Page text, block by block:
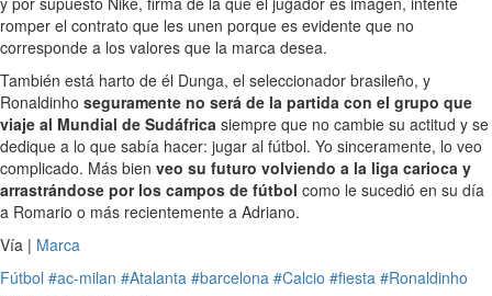
romper el contrato que les unen porque es evidente que no
corresponde a los valores que la marca desea.
También está harto de él Dunga, el seleccionador brasileño, y
Ronaldinho seguramente no será de la partida con el grupo que
viaje al Mundial de Sudáfrica siempre que no cambie su actitud y se
dedique a lo que sabía hacer: jugar al fútbol. Yo sinceramente, lo veo
complicado. Más bien veo su futuro volviendo a la liga carioca y
arrastrándose por los campos de fútbol como le sucedió en su día
a Romario o más recientemente a Adriano.
Vía | Marca
Fútbol #ac-milan #Atalanta #barcelona #Calcio #fiesta #Ronaldinho